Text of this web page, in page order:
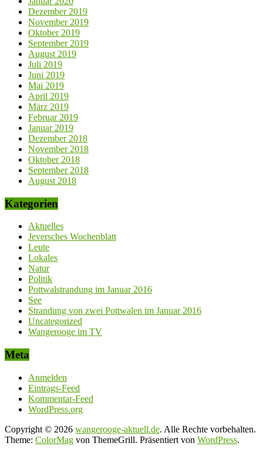
Dezember 2019
November 2019
Oktober 2019
September 2019
August 2019
Juli 2019
Juni 2019
Mai 2019
April 2019
März 2019
Februar 2019
Januar 2019
Dezember 2018
November 2018
Oktober 2018
September 2018
August 2018
Kategorien
Aktuelles
Jeversches Wochenblatt
Leute
Lokales
Natur
Politik
Pottwalstrandung im Januar 2016
See
Strandung von zwei Pottwalen im Januar 2016
Uncategorized
Wangerooge im TV
Meta
Anmelden
Eintrags-Feed
Kommentar-Feed
WordPress.org
Copyright © 2026 wangerooge-aktuell.de. Alle Rechte vorbehalten.
Theme: ColorMag von ThemeGrill. Präsentiert von WordPress.